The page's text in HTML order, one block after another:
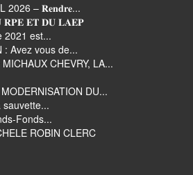
2026 – 𝐑𝐞𝐧𝐝𝐫𝐞...
𝐑𝐏𝐄 𝐄𝐓 𝐃𝐔 𝐋𝐀𝐄𝐏
2021 est...
: Avez vous de...
CHEVRY, LA...
DU...
Fonds...
ROBIN CLERC